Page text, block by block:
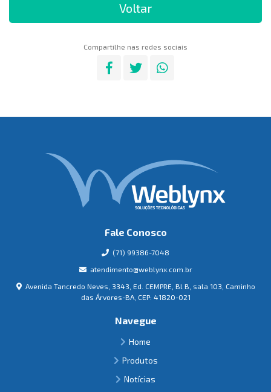
Voltar
Compartilhe nas redes sociais
Fale Conosco
(71) 99386-7048
atendimento@weblynx.com.br
Avenida Tancredo Neves, 3343, Ed. CEMPRE, Bl B, sala 103, Caminho
das Árvores-BA, CEP: 41820-021
Navegue
Home
Produtos
Notícias